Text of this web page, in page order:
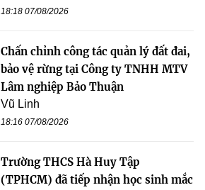
18:18 07/08/2026
Chấn chỉnh công tác quản lý đất đai,
bảo vệ rừng tại Công ty TNHH MTV
Lâm nghiệp Bảo Thuận
Vũ Linh
18:16 07/08/2026
Trường THCS Hà Huy Tập
(TPHCM) đã tiếp nhận học sinh mắc